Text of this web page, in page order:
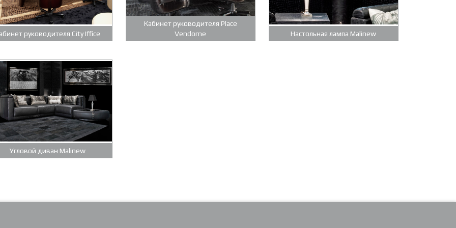
руководителя City Iffice
Кабинет руководителя Place
Vendome
Настольная лампа Malinew
Угловой диван Malinew